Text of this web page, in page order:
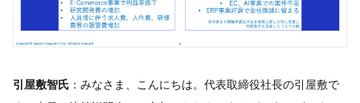
引屋敷智氏 ：みなさま、こんにちは。代表取締役社長の引屋敷で